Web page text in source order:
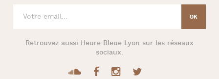
Retrouvez aussi Heure Bleue Lyon sur les réseaux
sociaux.